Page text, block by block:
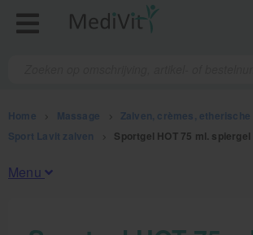
Home Massage Zalven, crèmes, etherische
Sport Lavit zalven
Sportgel HOT 75 ml.
Menu
Fysiotherapieproducten